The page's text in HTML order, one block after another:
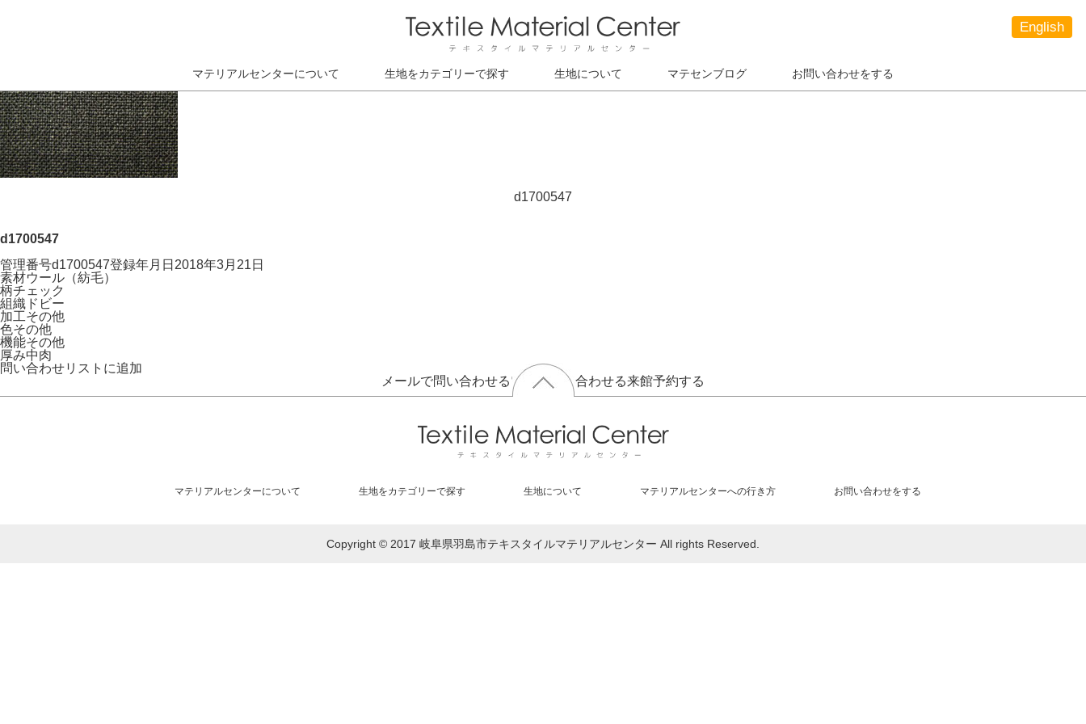
English
マテリアルセンターについて 生地をカテゴリーで探す 生地について マテセンブログ お問い合わせをする
d1700547
d1700547
管理番号d1700547登録年月日 2018年3月21日
素材ウール（紡毛）
柄チェック
組織 ドビー
加工その他
色その他
機能その他
厚み中肉
問い合わせリストに追加
メールで問い合わせる電話で問い合わせる来館予約する
マテリアルセンターについて 生地をカテゴリーで探す 生地について マテリアルセンターへの行き方 お問い合わせをする
Copyright © 2017 岐阜県羽島市テキスタイルマテリアルセンター All rights Reserved.